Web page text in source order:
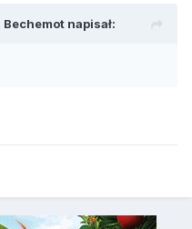
napisał: